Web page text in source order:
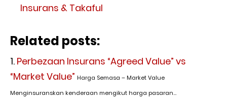
Insurans & Takaful
Related posts:
Perbezaan Insurans “Agreed Value” vs
“Market Value” Harga Semasa – Market Value
Menginsuranskan kenderaan mengikut harga pasaran...